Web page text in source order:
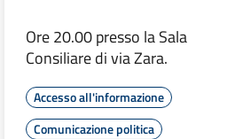
Ore 20.00 presso la Sala
Consiliare di via Zara.
Accesso all'informazione
Comunicazione politica